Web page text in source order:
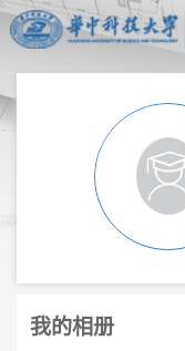
我的相册